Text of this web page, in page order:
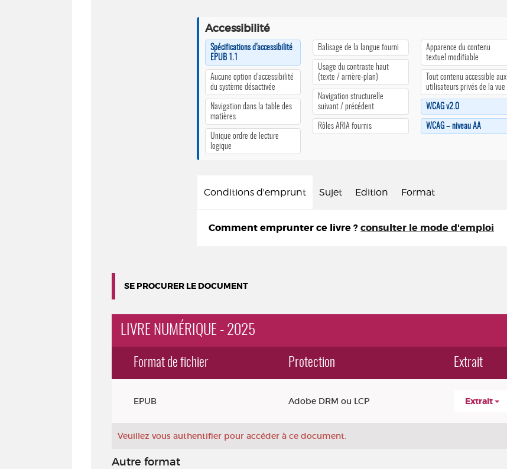
Accessibilité
Spécifications d’accessibilité
EPUB 1.1
Aucune option d’accessibilité
du système désactivée
Navigation dans la table des
matières
Unique ordre de lecture
logique
Balisage de la langue fourni
Usage du contraste haut
(texte / arrière-plan)
Navigation structurelle
suivant / précédent
Rôles ARIA fournis
Apparence du contenu
textuel modifiable
Tout contenu accessible aux
utilisateurs privés de la vue
WCAG v2.0
WCAG – niveau AA
Conditions d'emprunt Sujet Edition Format
Comment emprunter ce livre ? consulter le mode d'emploi
SE PROCURER LE DOCUMENT
LIVRE NUMÉRIQUE - 2025
Format de fichier Protection Extrait
EPUB Adobe DRM ou LCP Extrait
Veuillez vous authentifier pour accéder à ce document.
Autre format